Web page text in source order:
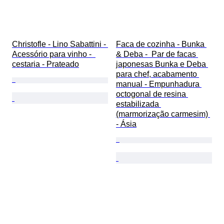
Christofle - Lino Sabattini -
Acessório para vinho -
cestaria - Prateado
Faca de cozinha - Bunka
& Deba -  Par de facas
japonesas Bunka e Deba
para chef, acabamento
manual - Empunhadura
octogonal de resina
estabilizada
(marmorização carmesim)
- Ásia